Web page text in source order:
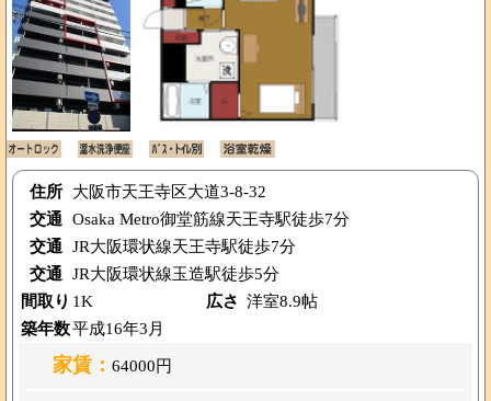
住所
大阪市天王寺区大道3-8-32
交通 Osaka Metro御堂筋線天王寺駅徒歩7分
交通 JR大阪環状線天王寺駅徒歩7分
交通 JR大阪環状線玉造駅徒歩5分
間取り 1K 広さ 洋室8.9帖
築年数平成16年3月
家賃： 64000円